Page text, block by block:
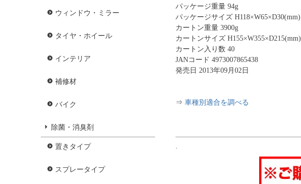
ウィンドウ・ミラー
タイヤ・ホイール
インテリア
補修材
バイク
除菌・消臭剤
置きタイプ
スプレータイプ
パッケージ重量 94g
パッケージサイズ H118×W65×D30(mm)
カートン重量 3900g
カートンサイズ H155×W355×D215(mm)
カートン入り数 40
JANコード 4973007865438
発売日 2013年09月02日
⇒ 車種別適合を調べる